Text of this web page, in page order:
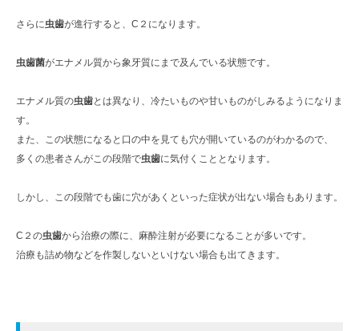
さらに虫歯が進行すると、C２になります。
虫歯菌がエナメル質から象牙質にまで及んでいる状態です。
エナメル質の虫歯とは異なり、冷たいものや甘いものがしみるようになりま
す。
また、この状態になると口の中を見ても穴が開いているのがわかるので、
多くの患者さんがこの段階で虫歯に気付くこととなります。
しかし、この段階でも歯に穴があくといった症状が出ない場合もあります。
C２の虫歯から治療の際に、麻酔注射が必要になることが多いです。
治療も詰め物などを作製しないといけない場合も出てきます。